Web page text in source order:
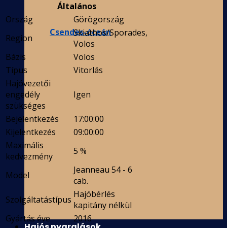
Csendes-óceán
Általános
Ország
Görögország
Region
Skiathos/Sporades,
Volos
Bázis
Volos
Típus
Vitorlás
Hajóvezetői
engedély
szükséges
Igen
Bejelentkezés
17:00:00
Kijelentkezés
09:00:00
Maximális
kedvezmény
5 %
Model
Jeanneau 54 - 6
cab.
Szolgáltatástípus Hajóbérlés
kapitány nélkül
Gyártás éve
2016